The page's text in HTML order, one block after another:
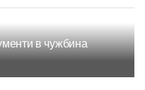
в чужбина